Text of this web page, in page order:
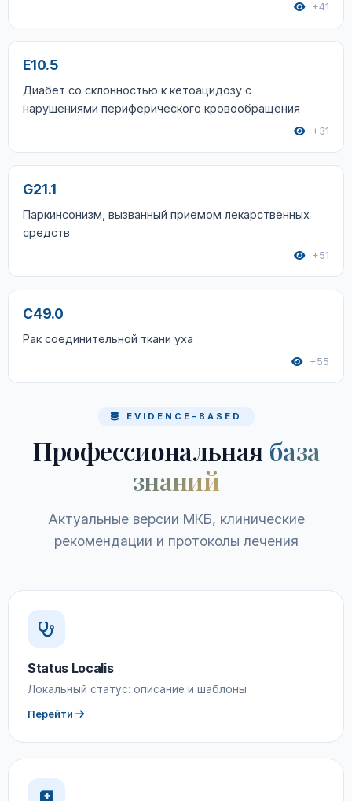
+41
E10.5
Диабет со склонностью к кетоацидозу с
нарушениями периферического кровообращения
+31
G21.1
Паркинсонизм, вызванный приемом лекарственных
средств
+51
C49.0
Рак соединительной ткани уха
+55
EVIDENCE-BASED
Профессиональная база
знаний
Актуальные версии МКБ, клинические
рекомендации и протоколы лечения
Status Localis
Локальный статус: описание и шаблоны
Перейти